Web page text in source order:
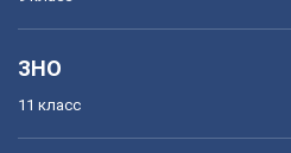
ЗНО
11 класс